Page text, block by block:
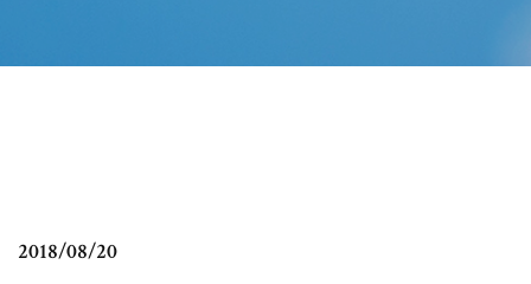
2018/08/20